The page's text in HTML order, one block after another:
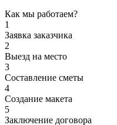
Как мы работаем?
1
Заявка заказчика
2
Выезд на место
3
Составление сметы
4
Создание макета
5
Заключение договора